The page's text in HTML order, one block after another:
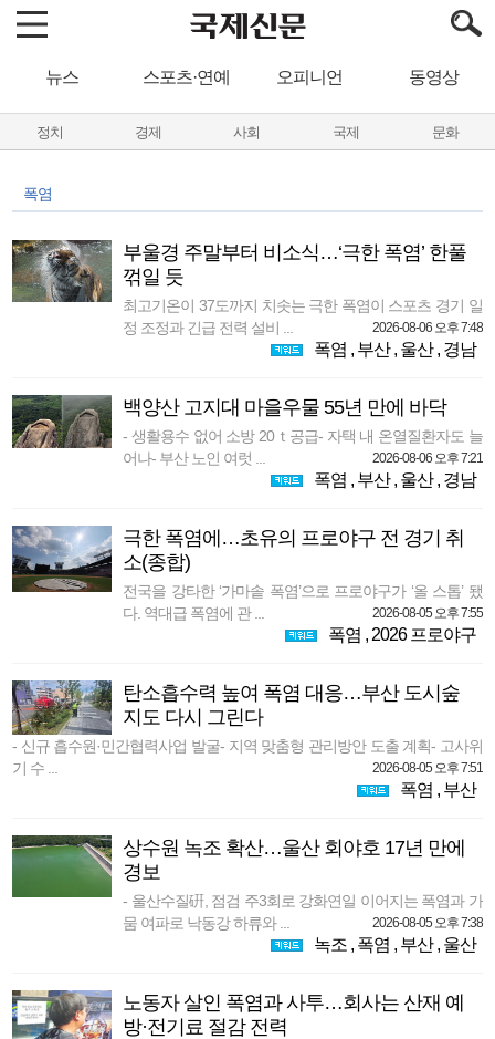
뉴스 스포츠·연예 오피니언 동영상
정치 경제 사회 국제 문화
폭염
부울경 주말부터 비소식…‘극한 폭염’ 한풀
꺾일 듯
최고기온이 37도까지 치솟는 극한 폭염이 스포츠 경기 일
정 조정과 긴급 전력 설비 ...
2026-08-06 오후 7:48
폭염 , 부산, 울산, 경남
백양산 고지대 마을우물 55년 만에 바닥
- 생활용수 없어 소방 20ｔ공급- 자택 내 온열질환자도 늘
어나- 부산 노인 여럿 ...
2026-08-06 오후 7:21
폭염 , 부산, 울산, 경남
극한 폭염에…초유의 프로야구 전 경기 취
소(종합)
전국을 강타한 ‘가마솥 폭염’으로 프로야구가 ‘올 스톱’ 됐
다. 역대급 폭염에 관 ...
2026-08-05 오후 7:55
폭염 , 2026 프로야구
탄소흡수력 높여 폭염 대응…부산 도시숲
지도 다시 그린다
- 신규 흡수원·민간협력사업 발굴- 지역 맞춤형 관리방안 도출 계획- 고사위
기 수 ...
2026-08-05 오후 7:51
폭염 , 부산
상수원 녹조 확산…울산 회야호 17년 만에
경보
- 울산수질硏, 점검 주3회로 강화연일 이어지는 폭염과 가
뭄 여파로 낙동강 하류와 ...
2026-08-05 오후 7:38
녹조, 폭염 , 부산, 울산
노동자 살인 폭염과 사투…회사는 산재 예
방·전기료 절감 전력